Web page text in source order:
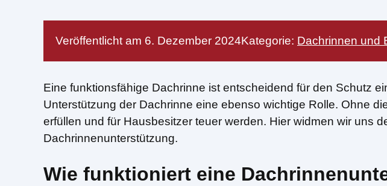
Veröffentlicht am 6. Dezember 2024Kategorie: Dachrinnen und
Eine funktionsfähige Dachrinne ist entscheidend für den Schutz
Unterstützung der Dachrinne eine ebenso wichtige Rolle. Ohne
erfüllen und für Hausbesitzer teuer werden. Hier widmen wir uns
Dachrinnenunterstützung.
Wie funktioniert eine